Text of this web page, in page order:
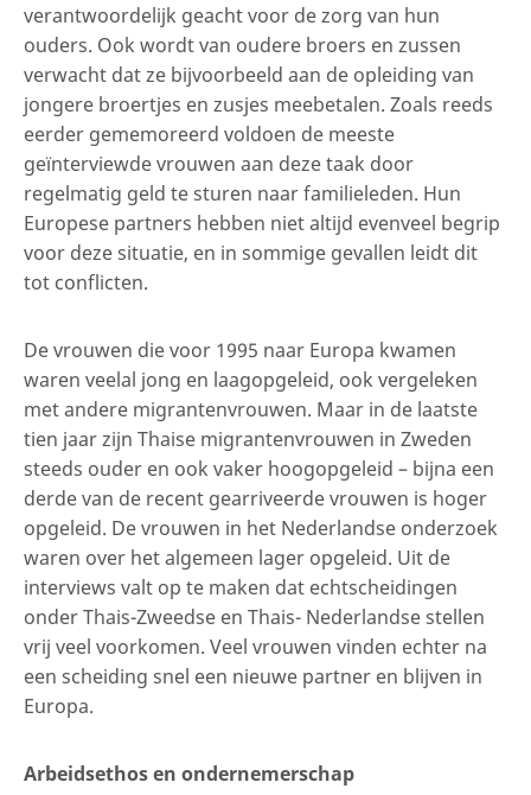
verantwoordelijk geacht voor de zorg van hun
ouders. Ook wordt van oudere broers en zussen
verwacht dat ze bijvoorbeeld aan de opleiding van
jongere broertjes en zusjes meebetalen. Zoals reeds
eerder gememoreerd voldoen de meeste
geïnterviewde vrouwen aan deze taak door
regelmatig geld te sturen naar familieleden. Hun
Europese partners hebben niet altijd evenveel begrip
voor deze situatie, en in sommige gevallen leidt dit
tot conflicten.
De vrouwen die voor 1995 naar Europa kwamen
waren veelal jong en laagopgeleid, ook vergeleken
met andere migrantenvrouwen. Maar in de laatste
tien jaar zijn Thaise migrantenvrouwen in Zweden
steeds ouder en ook vaker hoogopgeleid – bijna een
derde van de recent gearriveerde vrouwen is hoger
opgeleid. De vrouwen in het Nederlandse onderzoek
waren over het algemeen lager opgeleid. Uit de
interviews valt op te maken dat echtscheidingen
onder Thais-Zweedse en Thais- Nederlandse stellen
vrij veel voorkomen. Veel vrouwen vinden echter na
een scheiding snel een nieuwe partner en blijven in
Europa.
Arbeidsethos en ondernemerschap